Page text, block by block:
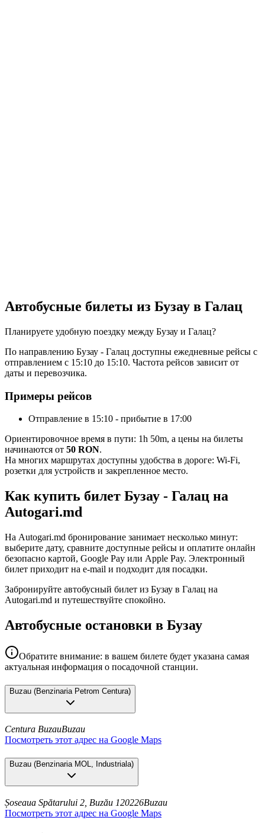
Автобусные билеты из Бузау в Галац
Планируете удобную поездку между Бузау и Галац?
По направлению Бузау - Галац доступны ежедневные рейсы с
отправлением с 15:10 до 15:10. Частота рейсов зависит от
даты и перевозчика.
Примеры рейсов
Отправление в 15:10 - прибытие в 17:00
Ориентировочное время в пути: 1h 50m, а цены на билеты
начинаются от 50 RON.
На многих маршрутах доступны удобства в дороге: Wi-Fi,
розетки для устройств и закрепленное место.
Как купить билет Бузау - Галац на
Autogari.md
На Autogari.md бронирование занимает несколько минут:
выберите дату, сравните доступные рейсы и оплатите онлайн
безопасно картой, Google Pay или Apple Pay. Электронный
билет приходит на e-mail и подходит для посадки.
Забронируйте автобусный билет из Бузау в Галац на
Autogari.md и путешествуйте спокойно.
Автобусные остановки в Бузау
Обратите внимание: в вашем билете будет указана самая
актуальная информация о посадочной станции.
Buzau (Benzinaria Petrom Centura)
Centura BuzauBuzau
Посмотреть этот адрес на Google Maps
Buzau (Benzinaria MOL, Industriala)
Șoseaua Spătarului 2, Buzău 120226Buzau
Посмотреть этот адрес на Google Maps